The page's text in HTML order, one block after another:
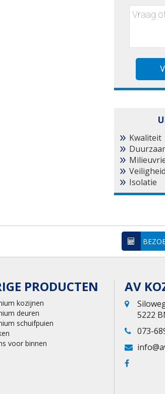
Kwaliteit
Veiligheid
Isolatie
PRODUCTEN
kozijnen
deuren
schuifpuien
voor binnen
AV
5222
073-